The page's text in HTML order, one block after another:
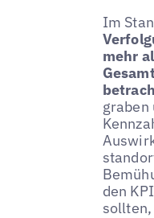
Im
mehr
graben
den